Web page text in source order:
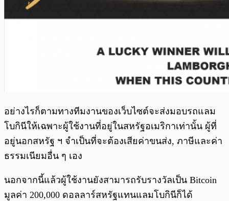
อย่างไรก็ตามทางทีมงานของเว็บไซต์จะส่งมอบรถแลม
โบกินีให้เฉพาะผู้ใช้งานที่อยู่ในสหรัฐอเมริกาเท่านั้น ผู้ที่
อยู่นอกสหรัฐ ฯ จำเป็นที่จะต้องเสียค่าขนส่ง, ภาษีและค่า
ธรรมเนียมอื่น ๆ เอง
นอกจากนี้แล้วผู้ใช้งานยังสามารถรับรางวัลเป็น Bitcoin
มูลค่า 200,000 ดอลลาร์สหรัฐแทนแลมโบกินีก็ได้